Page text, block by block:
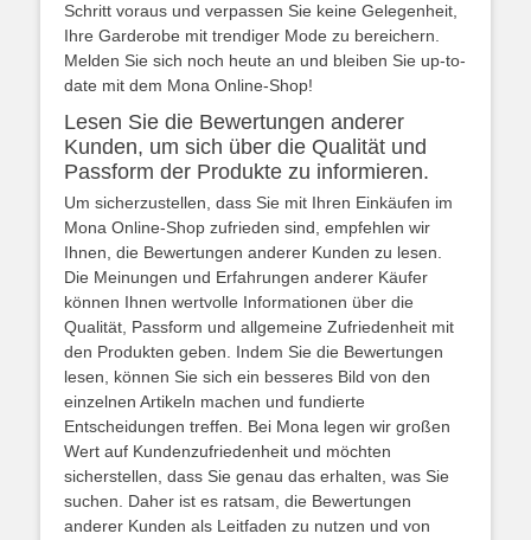
Schritt voraus und verpassen Sie keine Gelegenheit,
Ihre Garderobe mit trendiger Mode zu bereichern.
Melden Sie sich noch heute an und bleiben Sie up-to-
date mit dem Mona Online-Shop!
Lesen Sie die Bewertungen anderer
Kunden, um sich über die Qualität und
Passform der Produkte zu informieren.
Um sicherzustellen, dass Sie mit Ihren Einkäufen im
Mona Online-Shop zufrieden sind, empfehlen wir
Ihnen, die Bewertungen anderer Kunden zu lesen.
Die Meinungen und Erfahrungen anderer Käufer
können Ihnen wertvolle Informationen über die
Qualität, Passform und allgemeine Zufriedenheit mit
den Produkten geben. Indem Sie die Bewertungen
lesen, können Sie sich ein besseres Bild von den
einzelnen Artikeln machen und fundierte
Entscheidungen treffen. Bei Mona legen wir großen
Wert auf Kundenzufriedenheit und möchten
sicherstellen, dass Sie genau das erhalten, was Sie
suchen. Daher ist es ratsam, die Bewertungen
anderer Kunden als Leitfaden zu nutzen und von